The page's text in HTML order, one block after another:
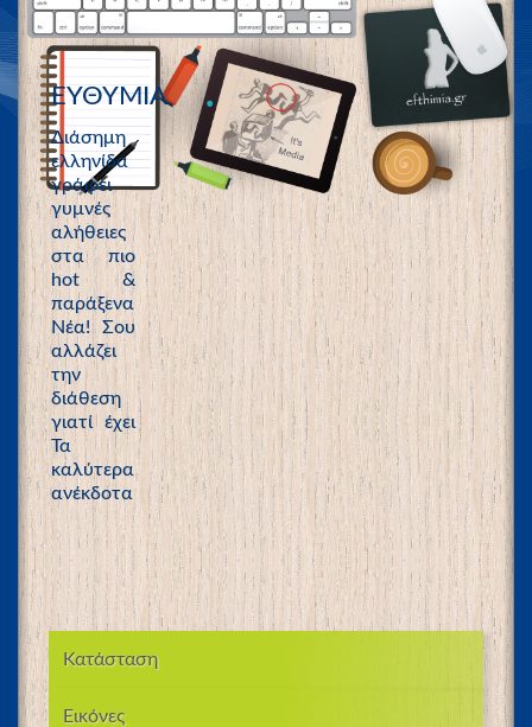
ΕΥΘΥΜΙΑ
Διάσημη
ελληνίδα
γράφει
γυμνές
αλήθειες
στα πιο
hot &
παράξενα
Νέα! Σου
αλλάζει
την
διάθεση
γιατί έχει
Τα
καλύτερα
ανέκδοτα
Κατάσταση
Εικόνες